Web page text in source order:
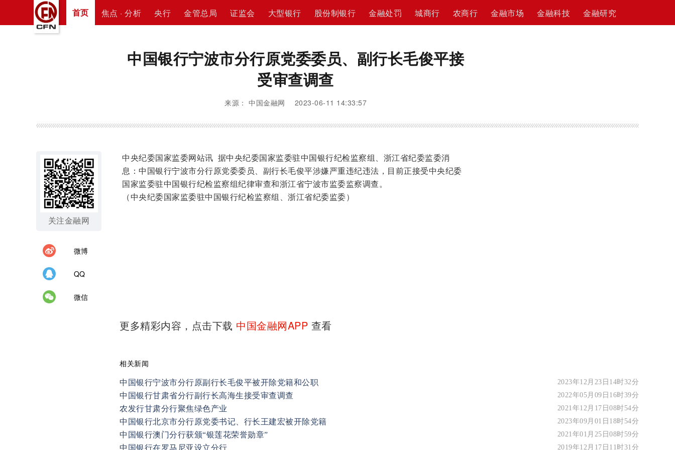
首页 焦点 · 分析 央行 金管总局 证监会 大型银行 股份制银行 金融处罚 城商行 农商行 金融市场 金融科技 金融研究
中国银行宁波市分行原党委委员、副行长毛俊平接
受审查调查
来源： 中国金融网 2023-06-11 14:33:57
关注金融网
微博
QQ
微信
中央纪委国家监委网站讯 据中央纪委国家监委驻中国银行纪检监察组、浙江省纪委监委消
息：中国银行宁波市分行原党委委员、副行长毛俊平涉嫌严重违纪违法，目前正接受中央纪委
国家监委驻中国银行纪检监察组纪律审查和浙江省宁波市监委监察调查。
（中央纪委国家监委驻中国银行纪检监察组、浙江省纪委监委）
更多精彩内容，点击下载 中国金融网APP 查看
相关新闻
中国银行宁波市分行原副行长毛俊平被开除党籍和公职 2023年12月23日14时32分
中国银行甘肃省分行副行长高海生接受审查调查 2022年05月09日16时39分
农发行甘肃分行聚焦绿色产业 2021年12月17日08时54分
中国银行北京市分行原党委书记、行长王建宏被开除党籍 2023年09月01日18时54分
中国银行澳门分行获颁“银莲花荣誉勋章” 2021年01月25日08时59分
中国银行在罗马尼亚设立分行 2019年12月17日11时31分